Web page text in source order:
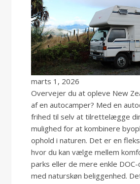
marts 1, 2026
Overvejer du at opleve New
af en autocamper? Med en
frihed til selv at tilrettelægge
mulighed for at kombinere
ophold i naturen. Det er en
hvor du kan vælge mellem
parks eller de mere enkle
med naturskøn beliggenhed.